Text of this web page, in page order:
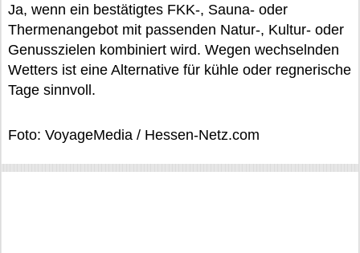
Ja, wenn ein bestätigtes FKK-, Sauna- oder
Thermenangebot mit passenden Natur-, Kultur- oder
Genusszielen kombiniert wird. Wegen wechselnden
Wetters ist eine Alternative für kühle oder regnerische
Tage sinnvoll.
Foto: VoyageMedia / Hessen-Netz.com